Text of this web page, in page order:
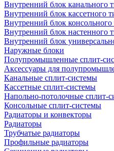
Внутренний блок канального
Внутренний блок кассетного
Внутренний блок консольного
Внутренний блок настенного
Внутренний блок
Наружные блоки
Полупромышленные сплит-
Аксессуары для
Канальные сплит-системы
Кассетные сплит-системы
Напольно-потолочные сплит-
Консольные сплит-системы
Радиаторы и конвекторы
Радиаторы
Трубчатые радиаторы
Профильные радиаторы